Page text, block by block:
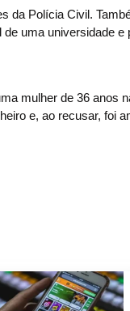
da Polícia Civil.
uma universidade
mulher de 36 anos
e, ao recusar, foi